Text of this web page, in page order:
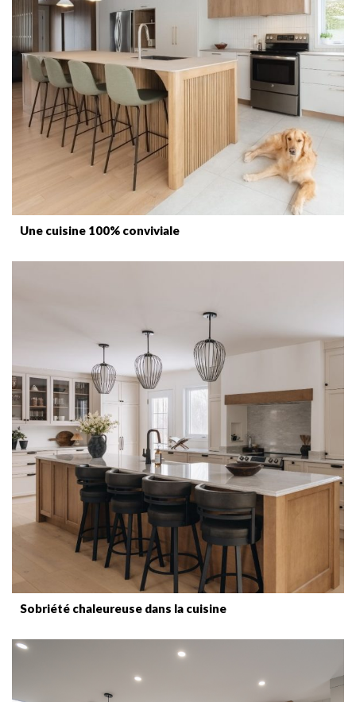
Une cuisine 100% conviviale
Sobriété chaleureuse dans la cuisine